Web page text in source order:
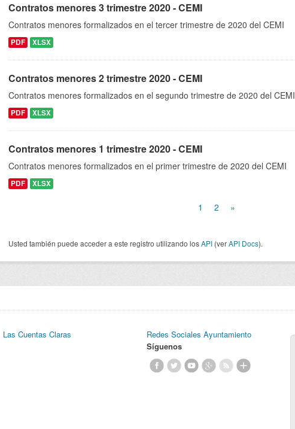
Contratos menores 3 trimestre 2020 - CEMI
Contratos menores formalizados en el tercer trimestre de 2020 del CEMI
PDF XLSX
Contratos menores 2 trimestre 2020 - CEMI
Contratos menores formalizados en el segundo trimestre de 2020 del CEMI
PDF XLSX
Contratos menores 1 trimestre 2020 - CEMI
Contratos menores formalizados en el primer trimestre de 2020 del CEMI
PDF XLSX
1 2 »
Usted también puede acceder a este registro utilizando losAPI (verAPI Docs).
Las Cuentas Claras
Redes Sociales Ayuntamiento
Síguenos